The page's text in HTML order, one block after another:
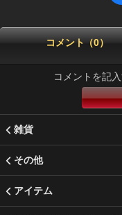
コメント（0）
コメントを記
雑貨
その他
アイテム